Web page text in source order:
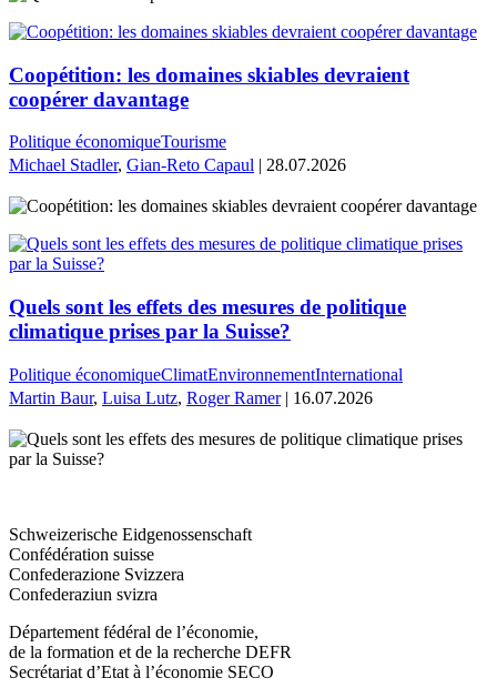
Coopétition: les domaines skiables devraient
coopérer davantage
Politique économiqueTourisme
Michael Stadler, Gian-Reto Capaul | 28.07.2026
Quels sont les effets des mesures de politique
climatique prises par la Suisse?
Politique économiqueClimatEnvironnementInternational
Martin Baur, Luisa Lutz, Roger Ramer| 16.07.2026
Schweizerische Eidgenossenschaft
Confédération suisse
Confederazione Svizzera
Confederaziun svizra
Département fédéral de l’économie,
de la formation et de la recherche DEFR
Secrétariat d’Etat à l’économie SECO